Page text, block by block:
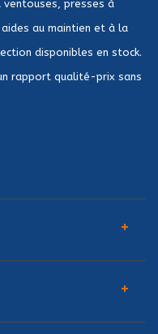
presses à
au maintien et à la
disponibles en stock.
rapport qualité-prix sans